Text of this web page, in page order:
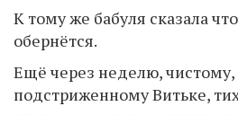
К тому же бабуля сказала
обернётся.
Ещё через неделю,
подстриженному Витьке,